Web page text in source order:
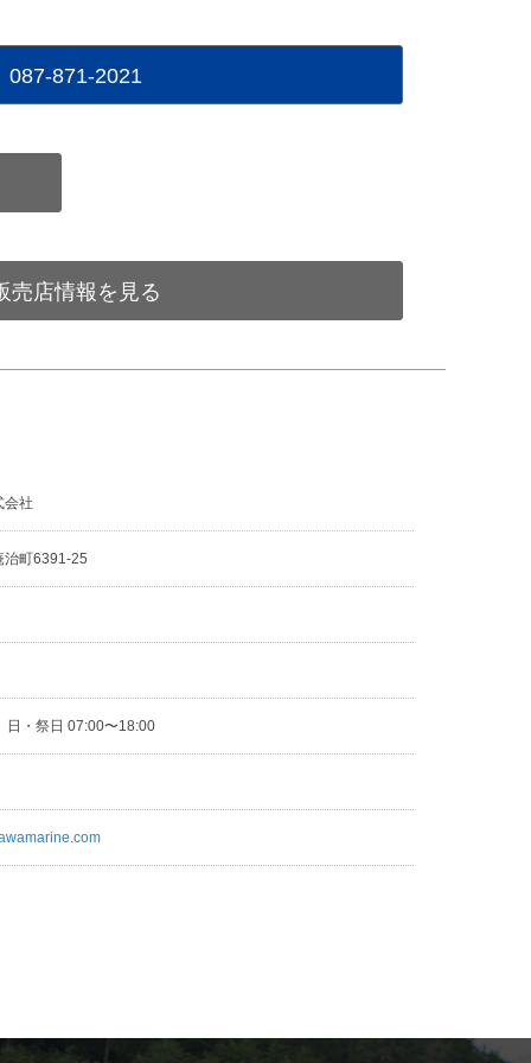
087-871-2021
売店情報を見る
会社
治町6391-25
・祭日 07:00〜18:00